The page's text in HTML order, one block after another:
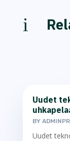
i
Uudet
BY
Uudet